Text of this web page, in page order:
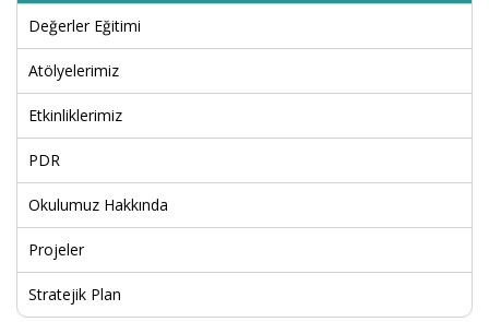
Değerler Eğitimi
Atölyelerimiz
Etkinliklerimiz
PDR
Okulumuz Hakkında
Projeler
Stratejik Plan